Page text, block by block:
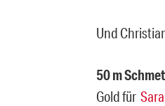
Und
50 m
Gold für